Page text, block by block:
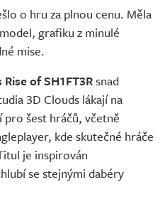
o hru za plnou cenu. Měla
grafiku z minulé
mise.
of SH1FT3Rsnad
3D Clouds lákají na
šest hráčů, včetně
kde skutečné hráče
je inspirován
se stejnými dabéry